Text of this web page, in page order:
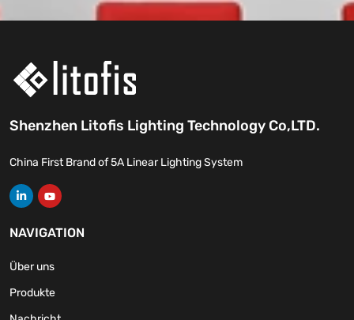
Shenzhen Litofis Lighting Technology Co,LTD.
China First Brand of 5A Linear Lighting System
NAVIGATION
Über uns
Produkte